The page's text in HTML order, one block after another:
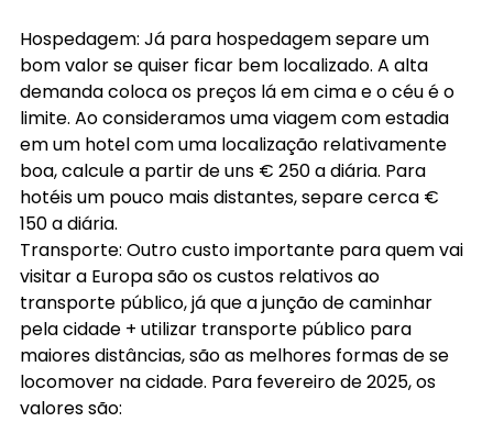
Hospedagem: Já para hospedagem separe um
bom valor se quiser ficar bem localizado. A alta
demanda coloca os preços lá em cima e o céu é o
limite. Ao consideramos uma viagem com estadia
em um hotel com uma localização relativamente
boa, calcule a partir de uns € 250 a diária. Para
hotéis um pouco mais distantes, separe cerca €
150 a diária.
Transporte: Outro custo importante para quem vai
visitar a Europa são os custos relativos ao
transporte público, já que a junção de caminhar
pela cidade + utilizar transporte público para
maiores distâncias, são as melhores formas de se
locomover na cidade. Para fevereiro de 2025, os
valores são: